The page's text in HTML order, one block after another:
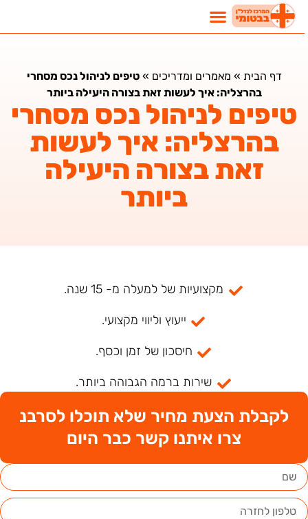
דף הבית»מאמרים ומדריכים»טיפים לניהול נכס מסחרי
בהרצליה: איך לעשות זאת בצורה היעילה ביותר
טיפים לניהול נכס מסחרי
בהרצליה: איך לעשות
זאת בצורה היעילה
ביותר
מקצועיות של למעלה מ- 15 שנה.
ייעוץ וליווי מקצועי.
חיסכון של זמן וכסף.
שירות ברמה הגבוהה ביותר.
לקבלת הצעת מחיר שלא תוכלו לסרבנ
צרו איתנו קשר כבר היום